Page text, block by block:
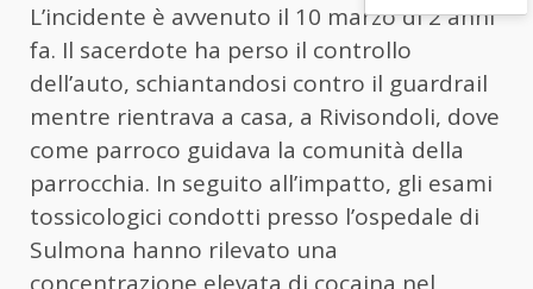
L’incidente è avvenuto il 10 marzo di 2 anni
fa. Il sacerdote ha perso il controllo
dell’auto, schiantandosi contro il guardrail
mentre rientrava a casa, a Rivisondoli, dove
come parroco guidava la comunità della
parrocchia. In seguito all’impatto, gli esami
tossicologici condotti presso l’ospedale di
Sulmona hanno rilevato una